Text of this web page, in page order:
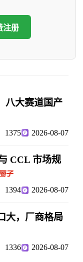
注册
八大赛道国产
1375 2026-08-07
CCL 市场规
1394 2026-08-07
大，厂商格局
1336 2026-08-07